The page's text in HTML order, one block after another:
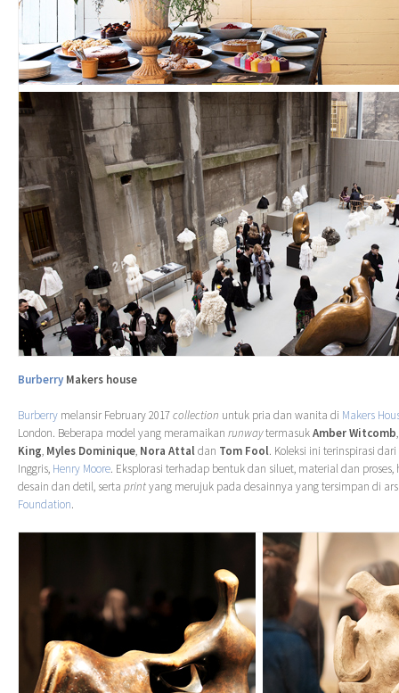
Burberry Makers house
Burberry melansir February 2017collection untuk pria dan wanita di Makers
London. Beberapa model yang meramaikan runwaytermasukAmber Witcomb
King, Myles Dominique, Nora Attaldan Tom Fool. Koleksi ini terinspirasi
Inggris, Henry Moore. Eksplorasi terhadap bentuk dan siluet, material dan
desain dan detil, serta printyang merujuk pada desainnya yang tersimpan di
Foundation.